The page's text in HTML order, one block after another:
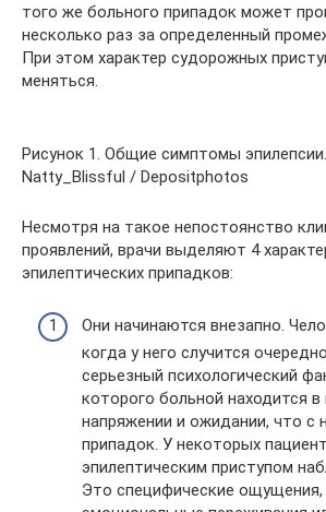
того же больного припадок может
несколько раз за определенный
При этом характер судорожных
меняться.
Рисунок 1. Общие симптомы
Natty_Blissful / Depositphotos
Несмотря на такое непостоянство
проявлений, врачи выделяют 4
эпилептических припадков:
Они начинаются внезапно.
когда у него случится
серьезный психологический
которого больной находится
напряжении и ожидании, что с
припадок. У некоторых
эпилептическим приступом
Это специфические ощущения,